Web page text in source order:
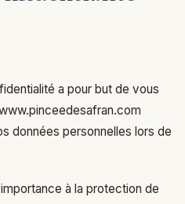
a pour but de vous
données personnelles lors de
à la protection de